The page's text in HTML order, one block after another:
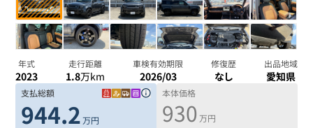
年式
2023
走行距離
1.8万km
車検有効期限
2026/03
修復歴
なし
出品地域
愛知県
支払総額
944.2 万円
本体価格
930 万円